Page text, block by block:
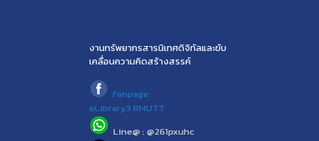
งานทรัพยากรสารนิเทศดิจิทัลและขับ
เคลื่อนความคิดสร้างสรรค์
Fanpage :
eLibrary3.RMUTT
Line@ : @261pxuhc